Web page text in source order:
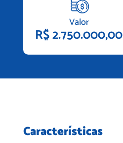
Valor
R$ 2.750.000,00
Características